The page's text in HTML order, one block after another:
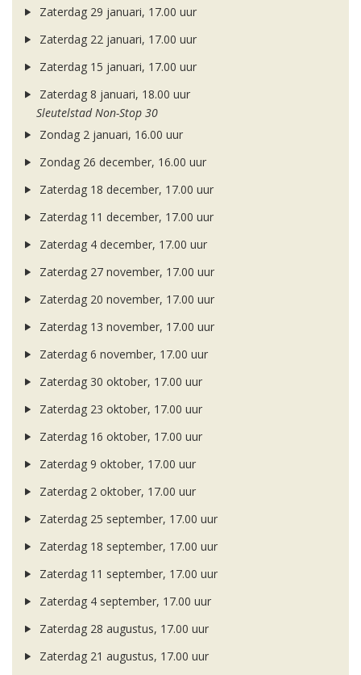
Zaterdag 29 januari, 17.00 uur
Zaterdag 22 januari, 17.00 uur
Zaterdag 15 januari, 17.00 uur
Zaterdag 8 januari, 18.00 uur
Sleutelstad Non-Stop 30
Zondag 2 januari, 16.00 uur
Zondag 26 december, 16.00 uur
Zaterdag 18 december, 17.00 uur
Zaterdag 11 december, 17.00 uur
Zaterdag 4 december, 17.00 uur
Zaterdag 27 november, 17.00 uur
Zaterdag 20 november, 17.00 uur
Zaterdag 13 november, 17.00 uur
Zaterdag 6 november, 17.00 uur
Zaterdag 30 oktober, 17.00 uur
Zaterdag 23 oktober, 17.00 uur
Zaterdag 16 oktober, 17.00 uur
Zaterdag 9 oktober, 17.00 uur
Zaterdag 2 oktober, 17.00 uur
Zaterdag 25 september, 17.00 uur
Zaterdag 18 september, 17.00 uur
Zaterdag 11 september, 17.00 uur
Zaterdag 4 september, 17.00 uur
Zaterdag 28 augustus, 17.00 uur
Zaterdag 21 augustus, 17.00 uur